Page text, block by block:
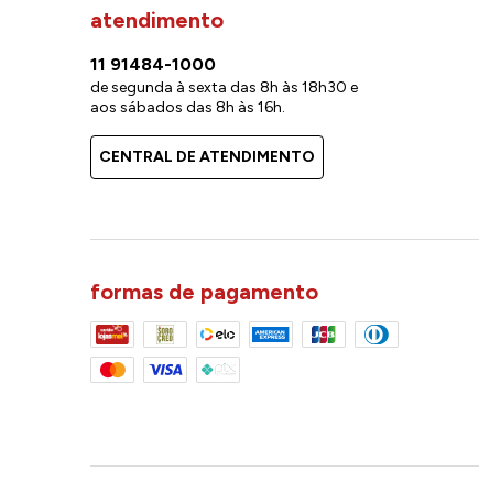
atendimento
11 91484-1000
de segunda à sexta das 8h às 18h30 e
aos sábados das 8h às 16h.
CENTRAL DE ATENDIMENTO
formas de pagamento